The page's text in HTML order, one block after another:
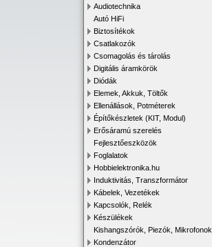
Audiotechnika
Autó HiFi
Biztosítékok
Csatlakozók
Csomagolás és tárolás
Digitális áramkörök
Diódák
Elemek, Akkuk, Töltők
Ellenállások, Potméterek
Építőkészletek (KIT, Modul)
Erősáramú szerelés
Fejlesztőeszközök
Foglalatok
Hobbielektronika.hu
Induktivitás, Transzformátor
Kábelek, Vezetékek
Kapcsolók, Relék
Készülékek
Kishangszórók, Piezók, Mikrofonok
Kondenzátor